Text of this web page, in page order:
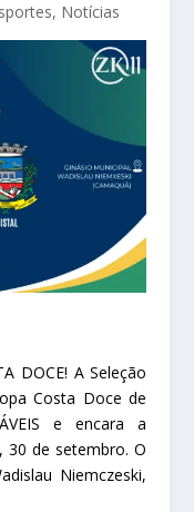
, Notícias
DOCE! A Seleção
Costa Doce de
e encara a
30 de setembro. O
Niemczeski,